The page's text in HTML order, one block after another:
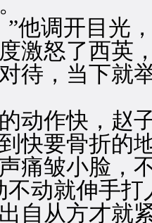
调开目光，
怒了西英，
待，当下
作快，赵子
快要骨折的
皱小脸，不
动就伸手打
从方才就紧